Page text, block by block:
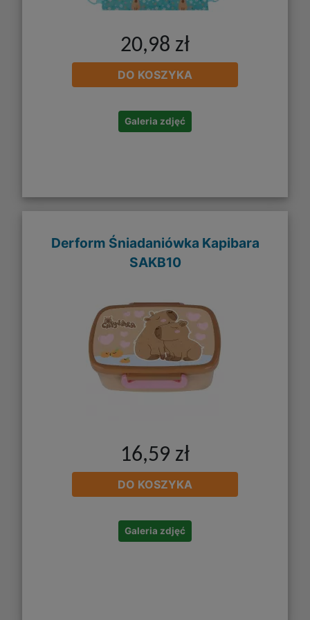
20,98 zł
DO KOSZYKA
Galeria zdjęć
Derform Śniadaniówka Kapibara
SAKB10
16,59 zł
DO KOSZYKA
Galeria zdjęć